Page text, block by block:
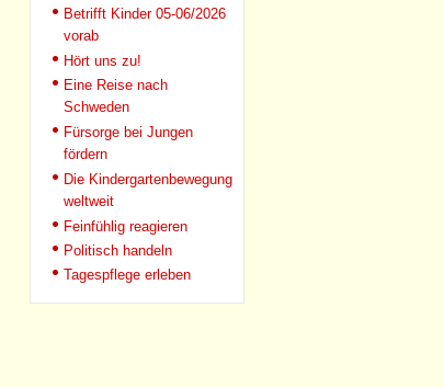
Betrifft Kinder 05-06/2026
vorab
Hört uns zu!
Eine Reise nach
Schweden
Fürsorge bei Jungen
fördern
Die Kindergartenbewegung
weltweit
Feinfühlig reagieren
Politisch handeln
Tagespflege erleben